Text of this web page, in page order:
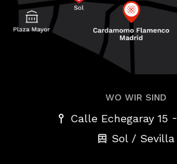
WO WIR SIND
Calle Echegaray 15 -
Sol / Sevilla